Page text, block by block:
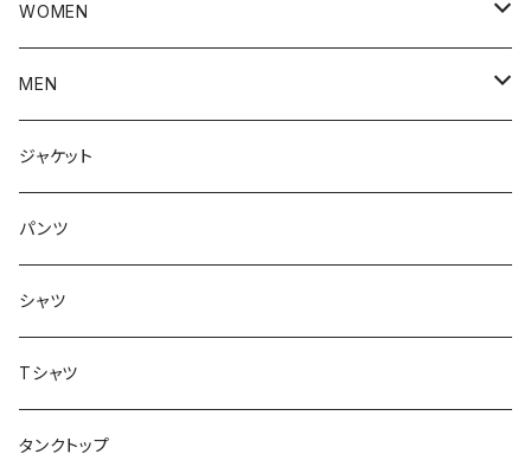
WOMEN
アウター
ボトムス
トップス
MEN
アウター
インナー
ボトムス
ジャケット
トップス
ジャケット
パンツ
シャツ
Tシャツ
タンクトップ